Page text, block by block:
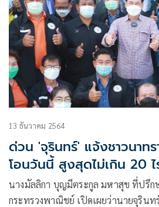
13 ธันวาคม 2564
ด่วน 'จุรินทร์' แจ้งชาวนาทร
โอนวันนี้ สูงสุดไม่เกิน 20 ไ
นางมัลลิกา บุญมีตระกูล มหาสุข ที่ปรึก
กระทรวงพาณิชย์ เปิดเผยว่านายจุริน